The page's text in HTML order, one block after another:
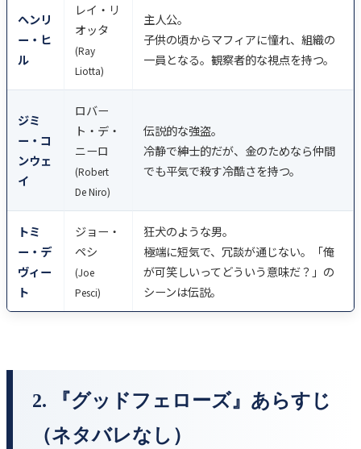
ヘンリ
ー・ヒ
ル
レイ・リ
オッタ
(Ray
Liotta)
主人公。
子供の頃からマフィアに憧れ、組織の
一員となる。観察者的な視点を持つ。
ジミ
ー・コ
ンウェ
イ
ロバー
ト・デ・
ニーロ
(Robert
De Niro)
伝説的な強盗。
冷静で紳士的だが、金のためなら仲間
でも平気で殺す冷酷さを持つ。
トミ
ー・デ
ヴィー
ト
ジョー・
ペシ
(Joe
Pesci)
狂犬のような男。
極端に短気で、冗談が通じない。「俺
が可笑しいってどういう意味だ？」の
シーンは伝説。
2. 『グッドフェローズ』あらすじ
（ネタバレなし）